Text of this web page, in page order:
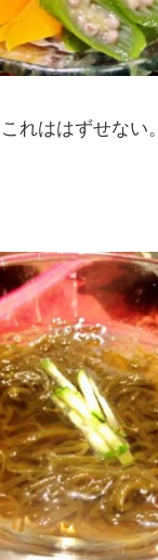
れははずせない。